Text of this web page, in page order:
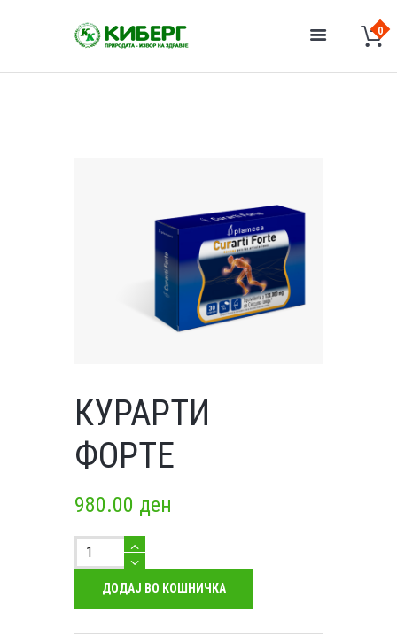
КУРАРТИ
ФОРТЕ
980.00 ден
КУРАРТИ
ФОРТЕ
количество
ДОДАЈ ВО КОШНИЧКА